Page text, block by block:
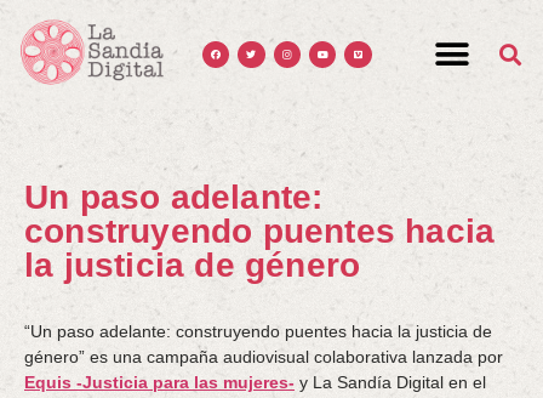
Un paso adelante:
construyendo puentes hacia
la justicia de género
“Un paso adelante: construyendo puentes hacia la justicia de
género” es una campaña audiovisual colaborativa lanzada por
Equis -Justicia para las mujeres- y La Sandía Digital en el